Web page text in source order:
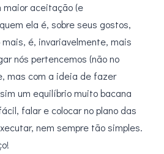
maior aceitação (e
ela é, sobre seus gostos,
é, invariavelmente, mais
nós pertencemos (não no
mas com a ideia de fazer
um equilíbrio muito bacana
falar e colocar no plano das
nem sempre tão simples.